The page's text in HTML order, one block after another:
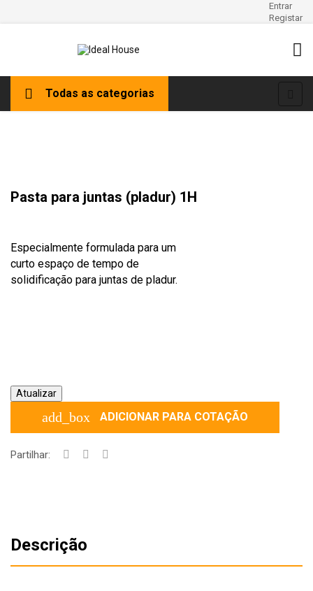
Entrar
Registar
Todas as categorias
Pasta para juntas (pladur) 1H
Especialmente formulada para um
curto espaço de tempo de
solidificação para juntas de pladur.
add_box ADICIONAR PARA COTAÇÃO
Partilhar:
Descrição